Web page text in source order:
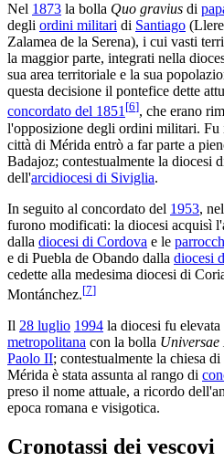
Nel 1873 la bolla Quo gravius di
degli ordini militari di Santiago
Zalamea de la Serena), i cui vasti
la maggior parte, integrati nella
sua area territoriale e la sua
questa decisione il pontefice dette
concordato del 1851[6], che erano
l'opposizione degli ordini militari. Fu
città di Mérida entrò a far parte a
Badajoz; contestualmente la diocesi
dell'arcidiocesi di Siviglia.
In seguito al concordato del 1953, nel
furono modificati: la diocesi acquisì
dalla diocesi di Cordova e le
e di Puebla de Obando dalla diocesi
cedette alla medesima diocesi di
Montánchez.[7]
Il 28 luglio 1994 la diocesi fu
metropolitana con la bolla Universae
Paolo II; contestualmente la chiesa di
Mérida è stata assunta al rango di
preso il nome attuale, a ricordo
epoca romana e visigotica.
Cronotassi dei vescovi